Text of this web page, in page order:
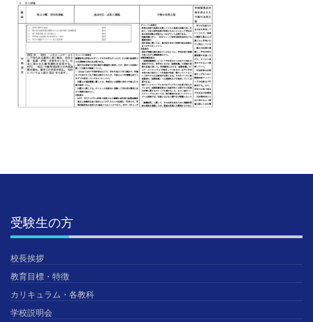
受験生の方
校長挨拶
教育目標・特徴
カリキュラム・各教科
学校説明会